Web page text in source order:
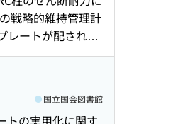
の試作と性能検
豪雨の河川水位変
金属汚染細粒土
戦略的維持管理計
レートが配された
・多自由度偏分
地盤の変状に関
の再現 屋上目隠
理 : モデル実験に
国立国会図書館
トの実用化に関す